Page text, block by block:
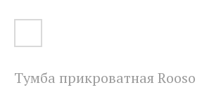
Тумба прикроватная Rooso